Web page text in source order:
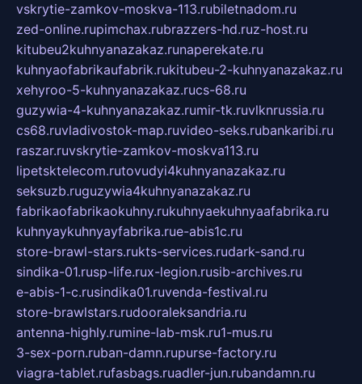
vskrytie-zamkov-moskva-113.rubiletnadom.ru
zed-online.rupimchax.rubrazzers-hd.ruz-host.ru
kitubeu2kuhnyanazakaz.runaperekate.ru
kuhnyaofabrikaufabrik.rukitubeu-2-kuhnyanazakaz.ru
xehyroo-5-kuhnyanazakaz.rucs-68.ru
guzywia-4-kuhnyanazakaz.rumir-tk.ruvlknrussia.ru
cs68.ruvladivostok-map.ruvideo-seks.rubankaribi.ru
raszar.ruvskrytie-zamkov-moskva113.ru
lipetsktelecom.rutovudyi4kuhnyanazakaz.ru
seksuzb.ruguzywia4kuhnyanazakaz.ru
fabrikaofabrikaokuhny.rukuhnyaekuhnyaafabrika.ru
kuhnyaykuhnyayfabrika.rue-abis1c.ru
store-brawl-stars.rukts-services.rudark-sand.ru
sindika-01.rusp-life.rux-legion.rusib-archives.ru
e-abis-1-c.rusindika01.ruvenda-festival.ru
store-brawlstars.rudooraleksandria.ru
antenna-highly.rumine-lab-msk.ru1-mus.ru
3-sex-porn.ruban-damn.rupurse-factory.ru
viagra-tablet.rufasbags.ruadler-jun.rubandamn.ru